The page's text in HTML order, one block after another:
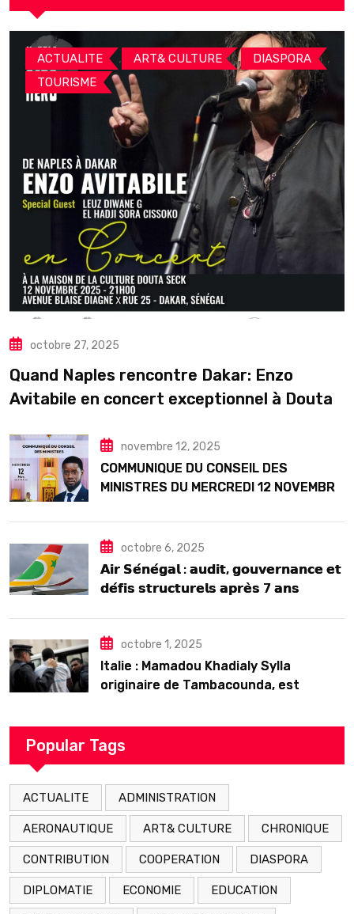
ACTUALITE , ART& CULTURE , DIASPORA ,
TOURISME
octobre 27, 2025
Quand Naples rencontre Dakar: Enzo
Avitabile en concert exceptionnel à Douta
novembre 12, 2025
COMMUNIQUE DU CONSEIL DES
MINISTRES DU MERCREDI 12 NOVEMBRE
octobre 6, 2025
𝗔𝗶𝗿 𝗦𝗲́𝗻𝗲́𝗴𝗮𝗹 : 𝗮𝘂𝗱𝗶𝘁, 𝗴𝗼𝘂𝘃𝗲𝗿𝗻𝗮𝗻𝗰𝗲 𝗲𝘁
𝗱𝗲́𝗳𝗶𝘀 𝘀𝘁𝗿𝘂𝗰𝘁𝘂𝗿𝗲𝗹𝘀 𝗮𝗽𝗿𝗲̀𝘀 7 𝗮𝗻𝘀
octobre 1, 2025
Italie : Mamadou Khadialy Sylla
originaire de Tambacounda, est
arrestation
Popular Tags
ACTUALITE ADMINISTRATION
AERONAUTIQUE ART& CULTURE CHRONIQUE
CONTRIBUTION COOPERATION DIASPORA
DIPLOMATIE ECONOMIE EDUCATION